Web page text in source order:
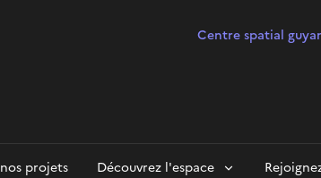
Centre spatial
projets Découvrez l'espace